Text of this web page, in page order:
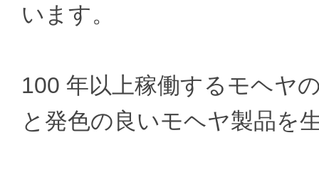
います。
100 年以上稼働するモヘヤ
と発色の良いモヘヤ製品を